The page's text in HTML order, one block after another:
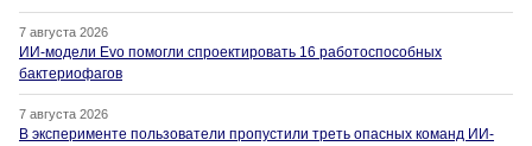
7 августа 2026
ИИ-модели Evo помогли спроектировать 16 работоспособных
бактериофагов
7 августа 2026
В эксперименте пользователи пропустили треть опасных команд ИИ-